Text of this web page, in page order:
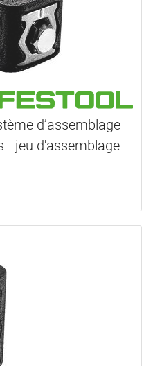
d’assemblage
- jeu d'assemblage